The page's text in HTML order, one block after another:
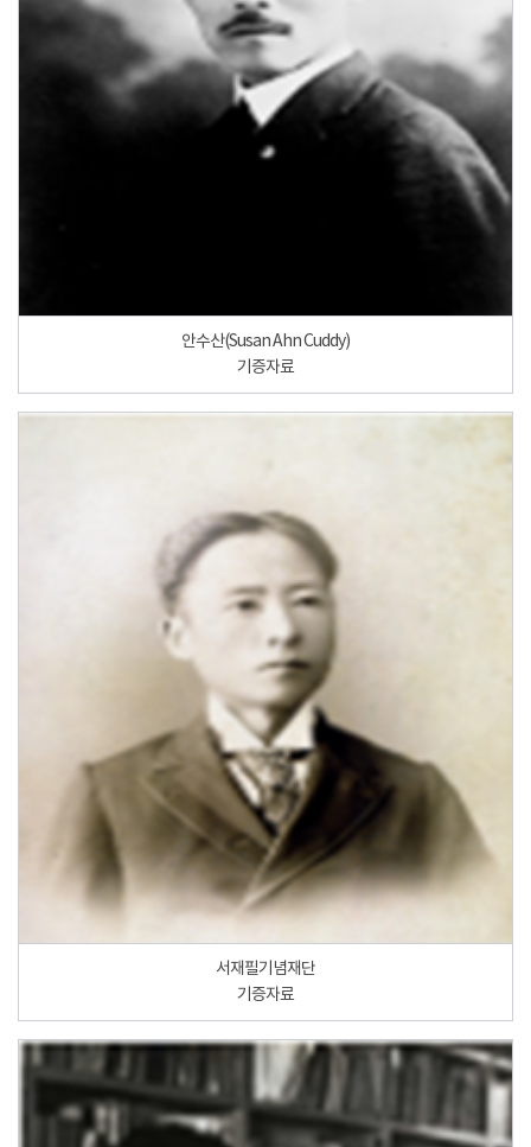
안수산(Susan Ahn Cuddy)
기증자료
서재필기념재단
기증자료